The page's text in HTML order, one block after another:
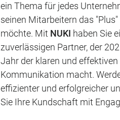
ein Thema für jedes
seinen Mitarbeitern das "Plus"
möchte. Mit NUKI haben Sie
zuverlässigen Partner, der
Jahr der klaren und effektiven
Kommunikation macht.
effizienter und erfolgreicher
Sie Ihre Kundschaft mit